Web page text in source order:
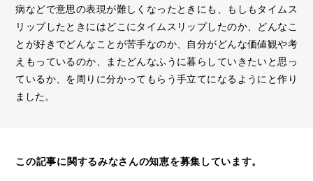
病などで意思の表現が難しくなったときにも、もしもタイムス
リップしたときにはどこにタイムスリップしたのか、どんなこ
とが好きでどんなことが苦手なのか、自分がどんな価値観や考
えもっているのか、またどんなふうに暮らしていきたいと思っ
ているか、を周りに分かってもらう手立てになるようにと作り
ました。
この記事に関するみなさんの知恵を募集しています。